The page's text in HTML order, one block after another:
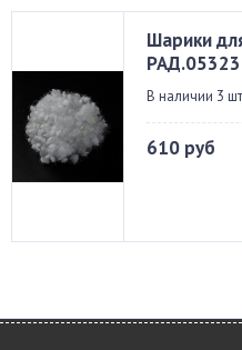
Шарики
В наличии 3 шт
610 руб